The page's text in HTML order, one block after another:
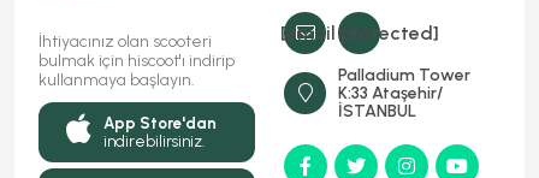
[email protected]
Palladium Tower
K:33 Ataşehir/
İSTANBUL
İhtiyacınız olan scooteri
bulmak için hiscoot'ı indirip
kullanmaya başlayın.
App Store'dan
indirebilirsiniz.